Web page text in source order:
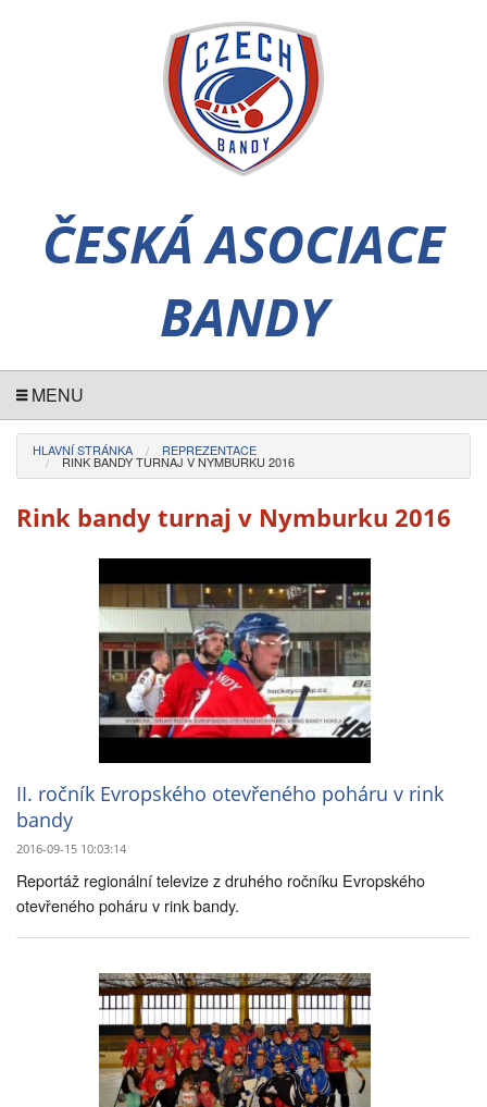
ČESKÁ ASOCIACE
BANDY
MENU
HLAVNÍ STRÁNKA REPREZENTACE
RINK BANDY TURNAJ V NYMBURKU 2016
Rink bandy turnaj v Nymburku 2016
II. ročník Evropského otevřeného poháru v rink
bandy
2016-09-15 10:03:14
Reportáž regionální televize z druhého ročníku Evropského
otevřeného poháru v rink bandy.